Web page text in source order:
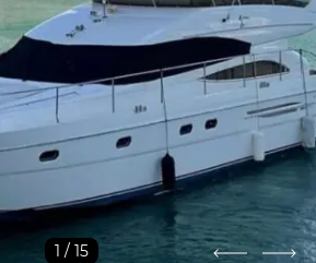
1 / 15